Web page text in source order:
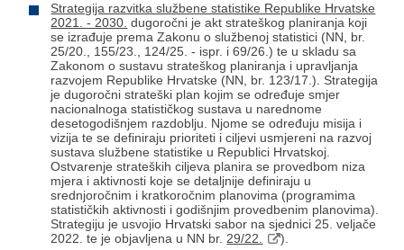
Strategija razvitka službene statistike Republike Hrvatske
2021. - 2030. dugoročni je akt strateškog planiranja koji
se izrađuje prema Zakonu o službenoj statistici (NN, br.
25/20., 155/23., 124/25. - ispr. i 69/26.) te u skladu sa
Zakonom o sustavu strateškog planiranja i upravljanja
razvojem Republike Hrvatske (NN, br. 123/17.). Strategija
je dugoročni strateški plan kojim se određuje smjer
nacionalnoga statističkog sustava u narednome
desetogodišnjem razdoblju. Njome se određuju misija i
vizija te se definiraju prioriteti i ciljevi usmjereni na razvoj
sustava službene statistike u Republici Hrvatskoj.
Ostvarenje strateških ciljeva planira se provedbom niza
mjera i aktivnosti koje se detaljnije definiraju u
srednjoročnim i kratkoročnim planovima (programima
statističkih aktivnosti i godišnjim provedbenim planovima).
Strategiju je usvojio Hrvatski sabor na sjednici 25. veljače
2022. te je objavljena u NN br. 29/22.
).